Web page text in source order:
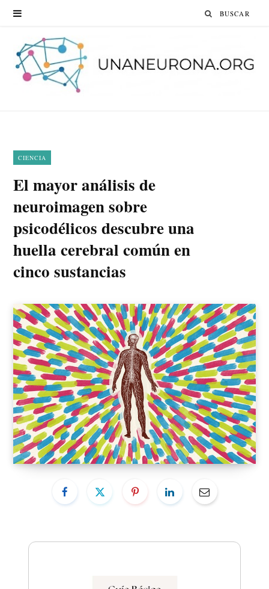
Search
CIENCIA
El mayor análisis de
neuroimagen sobre
psicodélicos descubre una
huella cerebral común en
cinco sustancias